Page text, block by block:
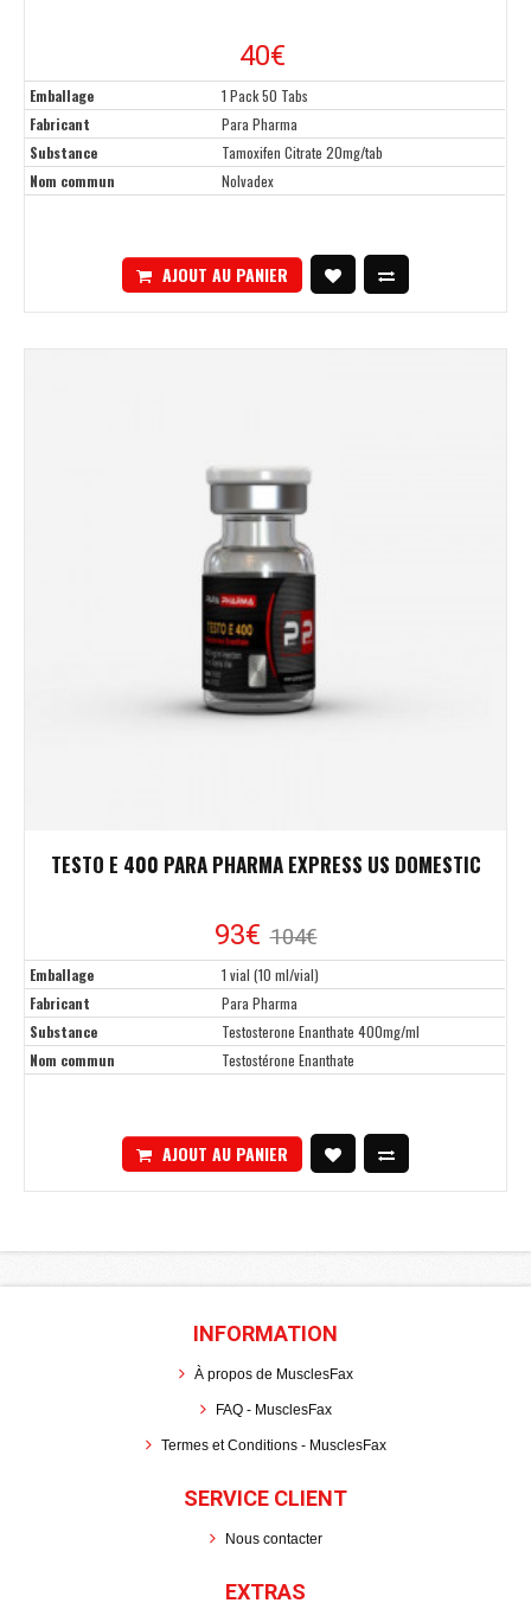
40€
Emballage
1 Pack 50 Tabs
Fabricant
Para Pharma
Substance
Tamoxifen Citrate 20mg/tab
Nom commun
Nolvadex
AJOUT AU PANIER
TESTO E 400 PARA PHARMA EXPRESS US DOMESTIC
93€ 104€
Emballage
1 vial (10 ml/vial)
Fabricant
Para Pharma
Substance
Testosterone Enanthate 400mg/ml
Nom commun
Testostérone Enanthate
AJOUT AU PANIER
INFORMATION
À propos de MusclesFax
FAQ - MusclesFax
Termes et Conditions - MusclesFax
SERVICE CLIENT
Nous contacter
EXTRAS